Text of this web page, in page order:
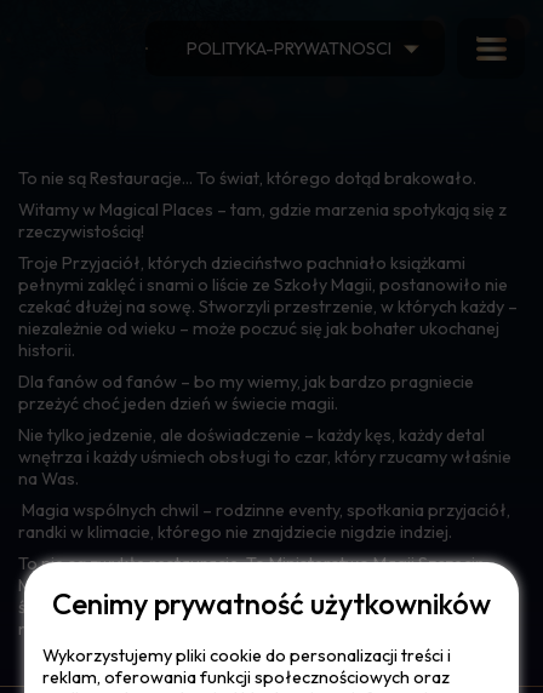
POLITYKA-PRYWATNOSCI
To nie są Restauracje... To świat, którego dotąd brakowało.
Witamy w Magical Places – tam, gdzie marzenia spotykają się z
rzeczywistością!
Troje Przyjaciół, których dzieciństwo pachniało książkami
pełnymi zaklęć i snami o liście ze Szkoły Magii, postanowiło nie
czekać dłużej na sowę. Stworzyli przestrzenie, w których każdy –
niezależnie od wieku – może poczuć się jak bohater ukochanej
historii.
Dla fanów od fanów – bo my wiemy, jak bardzo pragniecie
przeżyć choć jeden dzień w świecie magii.
Nie tylko jedzenie, ale doświadczenie – każdy kęs, każdy detal
wnętrza i każdy uśmiech obsługi to czar, który rzucamy właśnie
na Was.
Magia wspólnych chwil – rodzinne eventy, spotkania przyjaciół,
randki w klimacie, którego nie znajdziecie nigdzie indziej.
To nie są zwykłe restauracje. To Ministerstwo Magii Szczecin,
Ministerstwo Magii Gdańsk i Czekoladowa Żaba Gdańsk – trzy
światy, trzy opowieści, które łączy jedno: Magia, która dzieje się
naprawdę, kiedy jesteście z nami.
Cenimy prywatność użytkowników
Wykorzystujemy pliki cookie do personalizacji treści i
reklam, oferowania funkcji społecznościowych oraz